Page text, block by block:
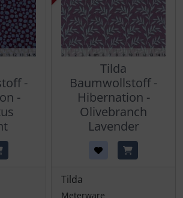
-
-
Tilda
Baumwollstoff -
Hibernation -
Olivebranch
Lavender
Tilda
Meterware